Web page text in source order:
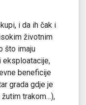
i da ih čak i
životnim
što imaju
eksploatacije,
beneficije
grada gdje je
trakom…),